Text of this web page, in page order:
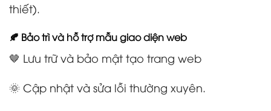
thiết).
🍂 Bảo trì và hỗ trợ mẫu giao diện web
🤎 Lưu trữ và bảo mật tạo trang web
🌞 Cập nhật và sửa lỗi thường xuyên.